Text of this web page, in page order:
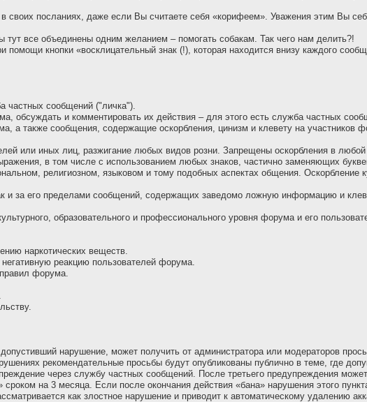
в своих посланиях, даже если Вы считаете себя «корифеем». Уважения этим Вы
все объединены одним желанием – помогать собакам. Так чего нам делить?!
кнопки «восклицательный знак (!), которая находится внизу каждого
частных сообщений ("личка").
обсуждать и комментировать их действия – для этого есть служба частных
а также сообщения, содержащие оскоpбления, цинизм и клевету на участников
или иных лиц, разжигание любых видов розни. Запрещены оскорбления в
в том числе с использованием любых знаков, частично заменяющих
религиозном, языковом и тому подобных аспектах общения. Оскорбление
и за его пределами сообщений, содержащих заведомо ложнyю инфоpмацию и
образовательного и профессионального уровня форума и его
наркотических веществ.
реакцию пользователей форума.
форума.
наpушение, может получить от администратора или модераторов
рекомендательные просьбы будут опубликованы публично в теме, где
через службу частных сообщений. После третьего предупреждения
на 3 месяца. Если после окончания действия «бана» нарушения этого
как злостное нарушение и приводит к автоматическому удалению